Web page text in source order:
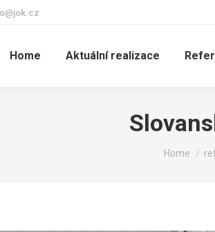
Home Aktuální realizace
You are
Home